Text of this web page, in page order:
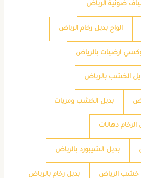
ضوئية الرياض
الواح بديل رخام الرياض
ارضيات بالرياض
الخشب بالرياض
بديل الخشب ومريات
دهانات
بديل الشيبورد بالرياض
خشب الرياض بديل رخام بالرياض